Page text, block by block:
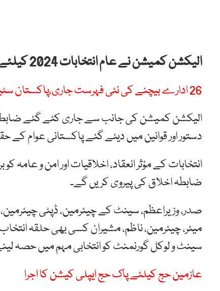
الیکشن کمیشن نے عام انتخابات 2024 کیلئے ضابطہ اخلاق جاری کر دیا ہے۔
26 ادارے بیچنے کی نئی فہرست جاری،پاکستان سٹیل ملز کو نکال دیا گیا
الیکشن کمیشن کی جانب سے جاری کئے گئے ضابطہ
دستور اور قوانین میں دیئے گئے پاکستانی عوام
انتخابات کے مؤثر انعقاد، اخلاقیات اور امن و
ضابطہ اخلاق کی پیروی کریں گے۔
صدر، وزیراعظم، سینٹ کے چیئرمین، ڈپٹی چیئرمین،
میئر، چیئرمین، ناظم، مشیران کسی بھی حلقہ
سینٹ و لوکل گورنمنٹ کو انتخابی مہم میں حصہ
عازمین حج کیلئے پاک حج ایپلی کیشن کا اجرا